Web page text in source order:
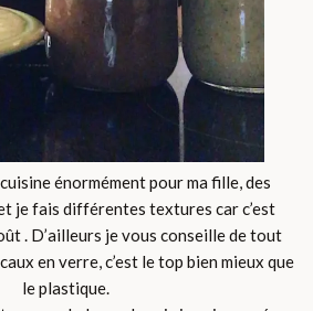
énormément pour ma fille, des
je fais différentes textures car c’est
. D’ailleurs je vous conseille de tout
en verre, c’est le top bien mieux que
le plastique.